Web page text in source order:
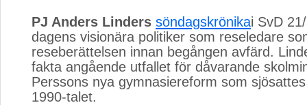
PJ Anders Linders söndagskrönikai SvD
dagens visionära politiker som reseledare
reseberättelsen innan begången avfärd.
fakta angående utfallet för dåvarande
Perssons nya gymnasiereform som
1990-talet.